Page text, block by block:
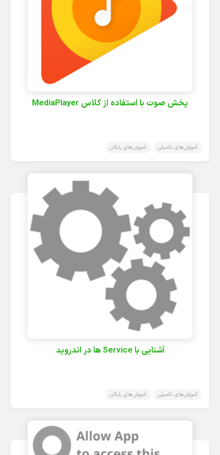
پخش صوت با استفاده از کلاس MediaPlayer
آموزش‌های تکمیلی آموزش‌های رایگان
آشنایی با Service ها در اندروید
آموزش‌های تکمیلی آموزش‌های رایگان